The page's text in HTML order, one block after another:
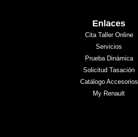
Enlaces
Cita Taller Online
Servicios
Prueba Dinámica
Solicitud Tasación
Catálogo Accesorios
My Renault